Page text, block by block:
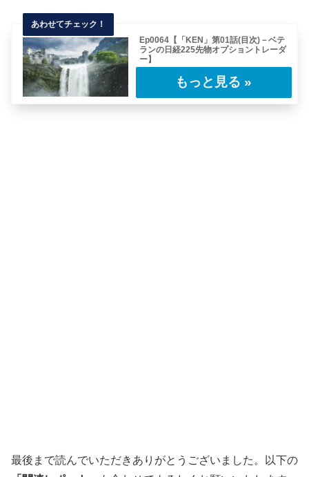
Ep0064【「KEN」第01話(目次)－ベテ
ランの日経225先物オプショントレーダ
ー】
である。2011年と言えば我々日本人にと
最後まで読んでいただきありがとうございました。以下の